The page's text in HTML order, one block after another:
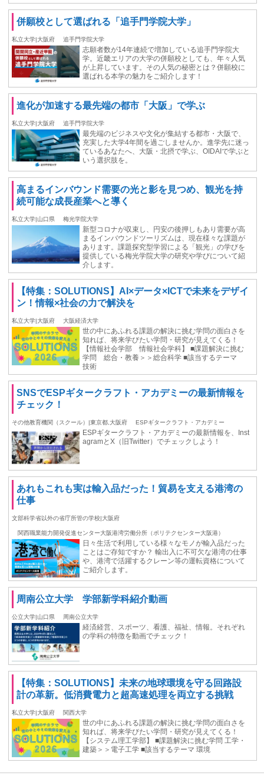
併願校として選ばれる「追手門学院大学」
私立大学|大阪府 追手門学院大学
志願者数が14年連続で増加している追手門学院大
学。近畿エリアの大学の併願校としても、年々人気
が上昇しています。その人気の秘密とは？併願校に
選ばれる本学の魅力をご紹介します！
進化が加速する最先端の都市「大阪」で学ぶ
私立大学|大阪府 追手門学院大学
最先端のビジネスや文化が集結する都市・大阪で、
充実した大学4年間を過ごしませんか。進学先に迷っ
ているあなたへ、大阪・北摂で学ぶ、OIDAIで学ぶと
いう選択肢を。
高まるインバウンド需要の光と影を見つめ、観光を持
続可能な成長産業へと導く
私立大学|山口県 梅光学院大学
新型コロナが収束し、円安の後押しもあり需要が高
まるインバウンドツーリズムは、現在様々な課題が
あります。課題探究型学習による「観光」の学びを
提供している梅光学院大学の研究や学びについて紹
介します。
【特集：SOLUTIONS】AI×データ×ICTで未来をデザイ
ン！情報×社会の力で解決を
私立大学|大阪府 大阪経済大学
世の中にあふれる課題の解決に挑む学問の面白さを
知れば、将来学びたい学問・研究が見えてくる！
【情報社会学部 情報社会学科】 ■課題解決に挑む
学問 総合・教養＞＞総合科学 ■該当するテーマ
技術
SNSでESPギタークラフト・アカデミーの最新情報を
チェック！
その他教育機関（スクール）|東京都,大阪府 ESPギタークラフト・アカデミー
ESPギタークラフト・アカデミーの最新情報を、Inst
agramとX（旧Twitter）でチェックしよう！
あれもこれも実は輸入品だった！貿易を支える港湾の
仕事
文部科学省以外の省庁所管の学校|大阪府
関西職業能力開発促進センター大阪港湾労働分所（ポリテクセンター大阪港）
日々生活で利用している様々なモノが輸入品だった
ことはご存知ですか？ 輸出入に不可欠な港湾の仕事
や、港湾で活躍するクレーン等の運転資格について
ご紹介します。
周南公立大学 学部新学科紹介動画
公立大学|山口県 周南公立大学
経済経営、スポーツ、看護、福祉、情報。それぞれ
の学科の特徴を動画でチェック！
【特集：SOLUTIONS】未来の地球環境を守る回路設
計の革新。低消費電力と超高速処理を両立する挑戦
私立大学|大阪府 関西大学
世の中にあふれる課題の解決に挑む学問の面白さを
知れば、将来学びたい学問・研究が見えてくる！
【システム理工学部】 ■課題解決に挑む学問 工学・
建築＞＞電子工学 ■該当するテーマ 環境